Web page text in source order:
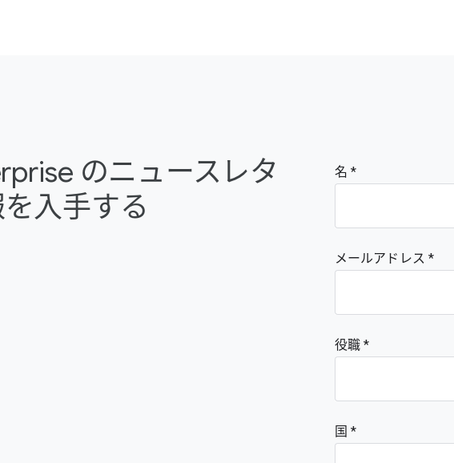
のニュースレタ
入手する
名
メールアドレス
役職
国 *